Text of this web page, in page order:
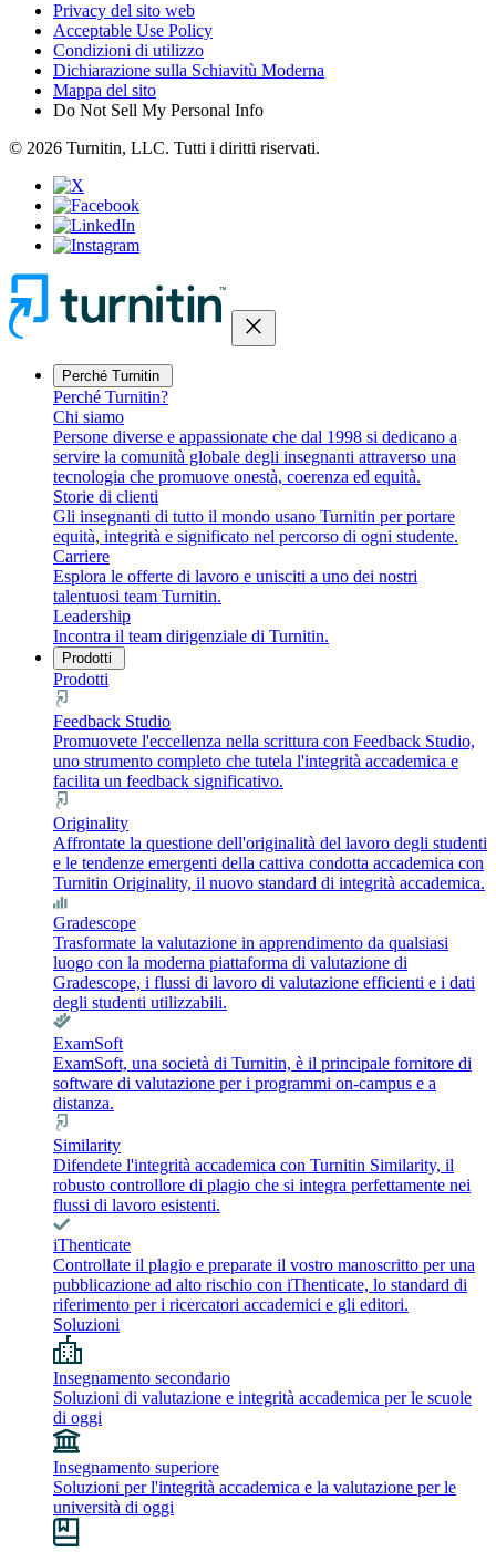
Privacy del sito web
Acceptable Use Policy
Condizioni di utilizzo
Dichiarazione sulla Schiavitù Moderna
Mappa del sito
Do Not Sell My Personal Info
© 2026 Turnitin, LLC. Tutti i diritti riservati.
close
Perché Turnitin
Perché Turnitin?
Chi siamo
Persone diverse e appassionate che dal 1998 si dedicano a
servire la comunità globale degli insegnanti attraverso una
tecnologia che promuove onestà, coerenza ed equità.
Storie di clienti
Gli insegnanti di tutto il mondo usano Turnitin per portare
equità, integrità e significato nel percorso di ogni studente.
Carriere
Esplora le offerte di lavoro e unisciti a uno dei nostri
talentuosi team Turnitin.
Leadership
Incontra il team dirigenziale di Turnitin.
Prodotti
Prodotti
Feedback Studio
Promuovete l'eccellenza nella scrittura con Feedback Studio,
uno strumento completo che tutela l'integrità accademica e
facilita un feedback significativo.
Originality
Affrontate la questione dell'originalità del lavoro degli studenti
e le tendenze emergenti della cattiva condotta accademica con
Turnitin Originality, il nuovo standard di integrità accademica.
Gradescope
Trasformate la valutazione in apprendimento da qualsiasi
luogo con la moderna piattaforma di valutazione di
Gradescope, i flussi di lavoro di valutazione efficienti e i dati
degli studenti utilizzabili.
ExamSoft
ExamSoft, una società di Turnitin, è il principale fornitore di
software di valutazione per i programmi on-campus e a
distanza.
Similarity
Difendete l'integrità accademica con Turnitin Similarity, il
robusto controllore di plagio che si integra perfettamente nei
flussi di lavoro esistenti.
iThenticate
Controllate il plagio e preparate il vostro manoscritto per una
pubblicazione ad alto rischio con iThenticate, lo standard di
riferimento per i ricercatori accademici e gli editori.
Soluzioni
Insegnamento secondario
Soluzioni di valutazione e integrità accademica per le scuole
di oggi
Insegnamento superiore
Soluzioni per l'integrità accademica e la valutazione per le
università di oggi